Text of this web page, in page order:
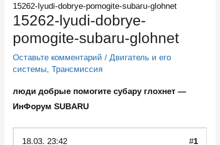
15262-lyudi-dobrye-pomogite-subaru-glohnet
15262-lyudi-dobrye-
pomogite-subaru-glohnet
Оставьте комментарий /Двигатель и его
системы,Трансмиссия
люди добрые помогите субару глохнет —
ИнФорум SUBARU
18.03. 23:42 #1